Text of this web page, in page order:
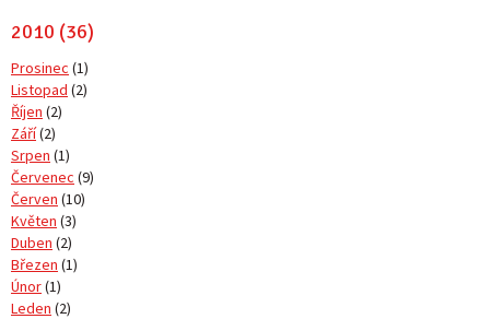
2010 (36)
Prosinec (1)
Listopad (2)
Říjen (2)
Září(2)
Srpen (1)
Červenec (9)
Červen (10)
Květen (3)
Duben (2)
Březen (1)
Únor(1)
Leden (2)